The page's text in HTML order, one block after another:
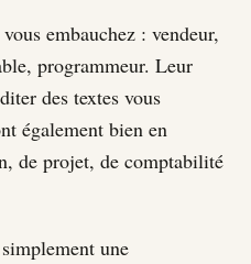
embauchez : vendeur,
programmeur. Leur
des textes vous
également bien en
de projet, de comptabilité
une